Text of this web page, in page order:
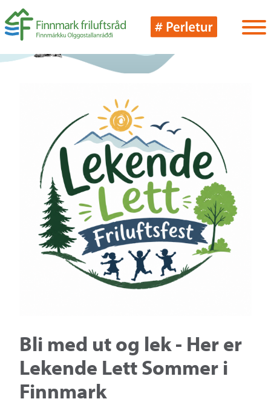
Bli med ut og lek - Her er
Lekende Lett Sommer i
Finnmark